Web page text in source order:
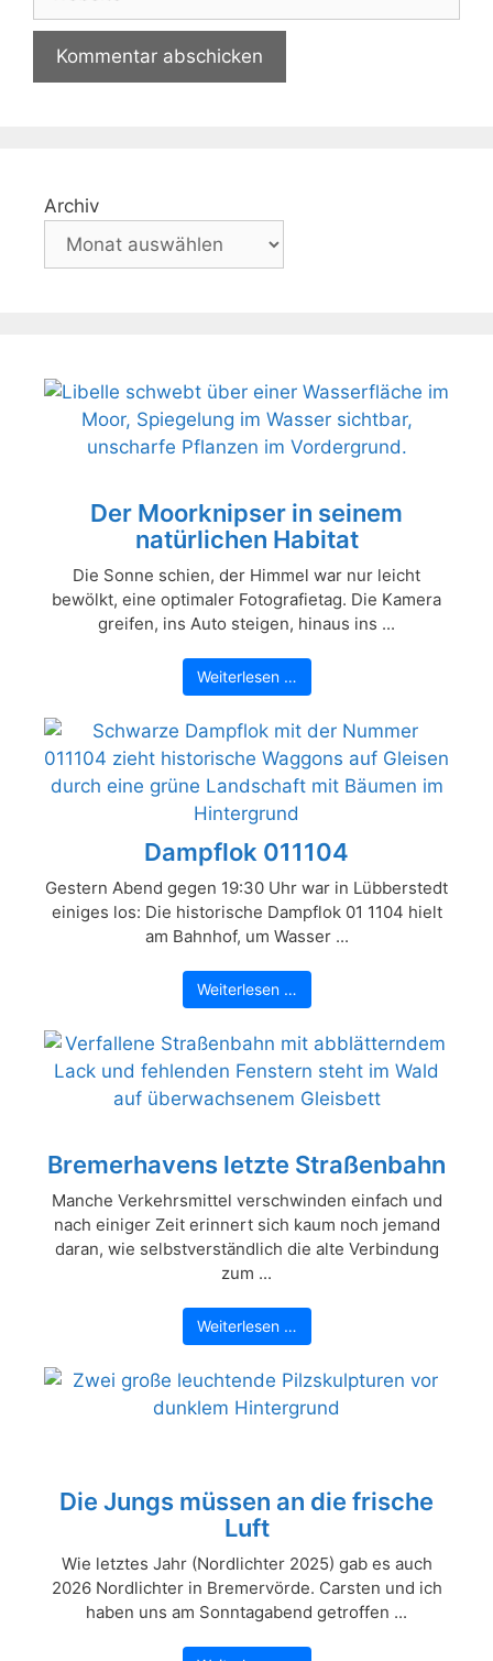
Archiv
Der Moorknipser in seinem
natürlichen Habitat
Die Sonne schien, der Himmel war nur leicht
bewölkt, eine optimaler Fotografietag. Die Kamera
greifen, ins Auto steigen, hinaus ins ...
Weiterlesen …
Dampflok 011104
Gestern Abend gegen 19:30 Uhr war in Lübberstedt
einiges los: Die historische Dampflok 01 1104 hielt
am Bahnhof, um Wasser ...
Weiterlesen …
Bremerhavens letzte Straßenbahn
Manche Verkehrsmittel verschwinden einfach und
nach einiger Zeit erinnert sich kaum noch jemand
daran, wie selbstverständlich die alte Verbindung
zum ...
Weiterlesen …
Die Jungs müssen an die frische
Luft
Wie letztes Jahr (Nordlichter 2025) gab es auch
2026 Nordlichter in Bremervörde. Carsten und ich
haben uns am Sonntagabend getroffen ...